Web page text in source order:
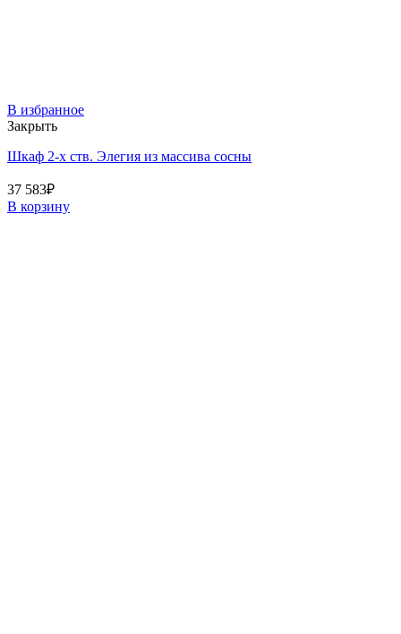
В избранное
Закрыть
Шкаф 2-х ств. Элегия из массива сосны
37 583₽
В корзину